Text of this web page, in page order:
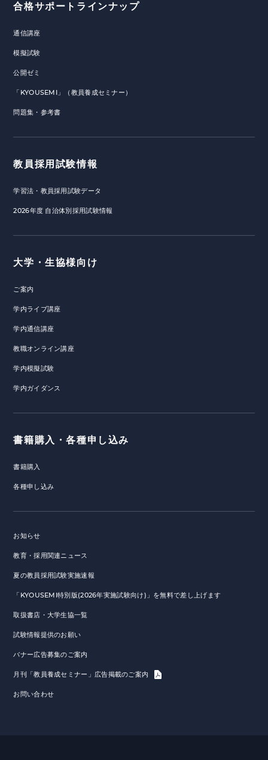
合格サポートラインナップ
通信講座
模擬試験
公開ゼミ
「KYOUSEMI」（教員養成セミナー）
問題集・参考書
教員採用試験情報
学習法・教員採用試験データ
2026年度 自治体別採用試験情報
大学・生協様向け
ご案内
学内ライブ講座
学内通信講座
教職オンライン講座
学内模擬試験
学内ガイダンス
書籍購入・各種申し込み
書籍購入
各種申し込み
お知らせ
教育・採用関連ニュース
夏の教員採用試験実施速報
「KYOUSEMI特別版(2026年実施試験向け)」を無料で差し上げます
取扱書店・大学生協一覧
試験情報提供のお願い
バナー広告募集のご案内
月刊「教員養成セミナー」広告掲載のご案内
お問い合わせ